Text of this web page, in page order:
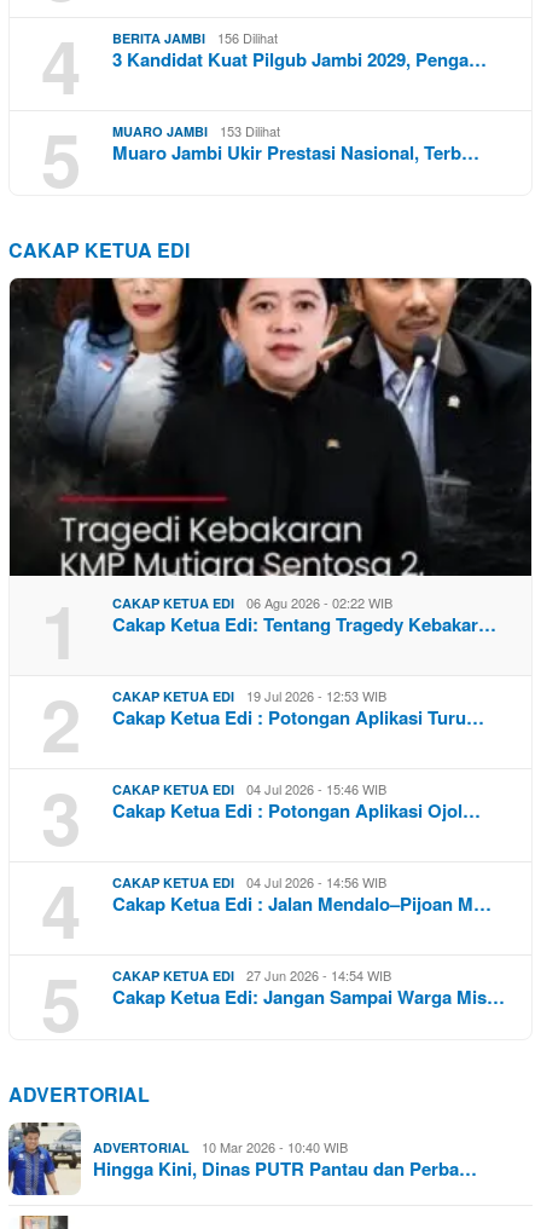
4 BERITA JAMBI 156 Dilihat
3 Kandidat Kuat Pilgub Jambi 2029, Penga…
5 MUARO JAMBI 153 Dilihat
Muaro Jambi Ukir Prestasi Nasional, Terb…
CAKAP KETUA EDI
1 CAKAP KETUA EDI 06 Agu 2026 - 02:22 WIB
Cakap Ketua Edi: Tentang Tragedy Kebakar…
2 CAKAP KETUA EDI 19 Jul 2026 - 12:53 WIB
Cakap Ketua Edi : Potongan Aplikasi Turu…
3 CAKAP KETUA EDI 04 Jul 2026 - 15:46 WIB
Cakap Ketua Edi : Potongan Aplikasi Ojol…
4 CAKAP KETUA EDI 04 Jul 2026 - 14:56 WIB
Cakap Ketua Edi : Jalan Mendalo–Pijoan M…
5 CAKAP KETUA EDI 27 Jun 2026 - 14:54 WIB
Cakap Ketua Edi: Jangan Sampai Warga Mis…
ADVERTORIAL
ADVERTORIAL 10 Mar 2026 - 10:40 WIB
Hingga Kini, Dinas PUTR Pantau dan Perba…